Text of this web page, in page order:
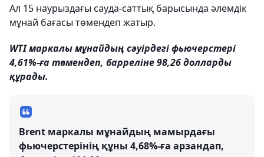
Ал 15 наурыздағы сауда-саттық барысында әлемдік
мұнай бағасы төмендеп жатыр.
WTI маркалы мұнайдың сәуірдегі фьючерстері
4,61%-ға төмендеп, барреліне 98,26 долларды
құрады.
Brent маркалы мұнайдың мамырдағы
фьючерстерінің құны 4,68%-ға арзандап,